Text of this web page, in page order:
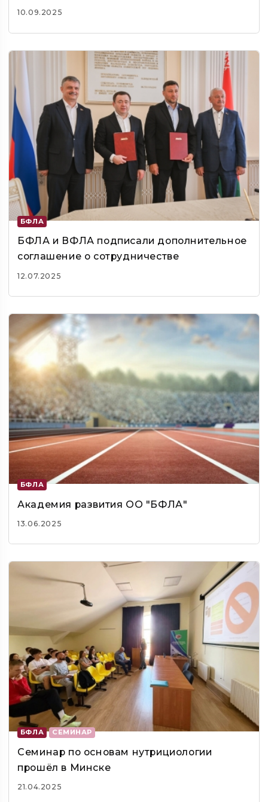
10.09.2025
БФЛА
БФЛА и ВФЛА подписали дополнительное
соглашение о сотрудничестве
12.07.2025
БФЛА
Академия развития ОО "БФЛА"
13.06.2025
БФЛА СЕМИНАР
Семинар по основам нутрициологии
прошёл в Минске
21.04.2025